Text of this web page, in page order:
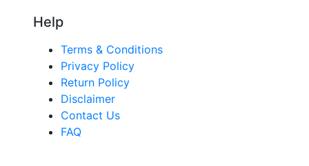
Help
Terms & Conditions
Privacy Policy
Return Policy
Disclaimer
Contact Us
FAQ